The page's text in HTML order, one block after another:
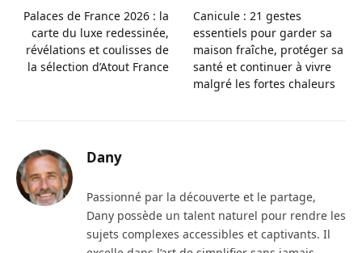
Palaces de France 2026 : la
carte du luxe redessinée,
révélations et coulisses de
la sélection d’Atout France
Canicule : 21 gestes
essentiels pour garder sa
maison fraîche, protéger sa
santé et continuer à vivre
malgré les fortes chaleurs
Dany
Passionné par la découverte et le partage,
Dany possède un talent naturel pour rendre les
sujets complexes accessibles et captivants. Il